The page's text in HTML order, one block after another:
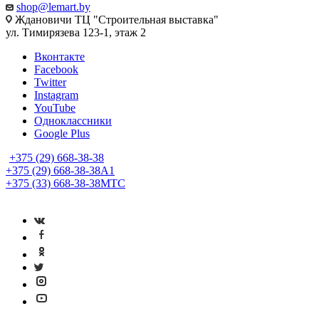
shop@lemart.by
Ждановичи ТЦ "Строительная выставка"
ул. Тимирязева 123-1, этаж 2
Вконтакте
Facebook
Twitter
Instagram
YouTube
Одноклассники
Google Plus
+375 (29) 668-38-38
+375 (29) 668-38-38A1
+375 (33) 668-38-38МТС